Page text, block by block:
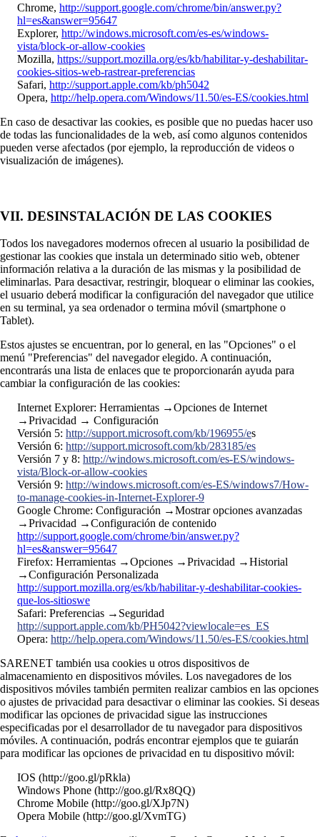
Chrome, http://support.google.com/chrome/bin/answer.py?
hl=es&answer=95647
Explorer, http://windows.microsoft.com/es-es/windows-
vista/block-or-allow-cookies
Mozilla, https://support.mozilla.org/es/kb/habilitar-y-deshabilitar-
cookies-sitios-web-rastrear-preferencias
Safari, http://support.apple.com/kb/ph5042
Opera, http://help.opera.com/Windows/11.50/es-ES/cookies.html
En caso de desactivar las cookies, es posible que no puedas hacer uso
de todas las funcionalidades de la web, así como algunos contenidos
pueden verse afectados (por ejemplo, la reproducción de videos o
visualización de imágenes).
VII. DESINSTALACIÓN DE LAS COOKIES
Todos los navegadores modernos ofrecen al usuario la posibilidad de
gestionar las cookies que instala un determinado sitio web, obtener
información relativa a la duración de las mismas y la posibilidad de
eliminarlas. Para desactivar, restringir, bloquear o eliminar las cookies,
el usuario deberá modificar la configuración del navegador que utilice
en su terminal, ya sea ordenador o termina móvil (smartphone o
Tablet).
Estos ajustes se encuentran, por lo general, en las "Opciones" o el
menú "Preferencias" del navegador elegido. A continuación,
encontrarás una lista de enlaces que te proporcionarán ayuda para
cambiar la configuración de las cookies:
Internet Explorer: Herramientas →Opciones de Internet
→Privacidad → Configuración
Versión 5: http://support.microsoft.com/kb/196955/es
Versión 6: http://support.microsoft.com/kb/283185/es
Versión 7 y 8: http://windows.microsoft.com/es-ES/windows-
vista/Block-or-allow-cookies
Versión 9: http://windows.microsoft.com/es-ES/windows7/How-
to-manage-cookies-in-Internet-Explorer-9
Google Chrome: Configuración →Mostrar opciones avanzadas
→Privacidad →Configuración de contenido
http://support.google.com/chrome/bin/answer.py?
hl=es&answer=95647
Firefox: Herramientas →Opciones →Privacidad →Historial
→Configuración Personalizada
http://support.mozilla.org/es/kb/habilitar-y-deshabilitar-cookies-
que-los-sitioswe
Safari: Preferencias →Seguridad
http://support.apple.com/kb/PH5042?viewlocale=es_ES
Opera: http://help.opera.com/Windows/11.50/es-ES/cookies.html
SARENET también usa cookies u otros dispositivos de
almacenamiento en dispositivos móviles. Los navegadores de los
dispositivos móviles también permiten realizar cambios en las opciones
o ajustes de privacidad para desactivar o eliminar las cookies. Si deseas
modificar las opciones de privacidad sigue las instrucciones
especificadas por el desarrollador de tu navegador para dispositivos
móviles. A continuación, podrás encontrar ejemplos que te guiarán
para modificar las opciones de privacidad en tu dispositivo móvil:
IOS (http://goo.gl/pRkla)
Windows Phone (http://goo.gl/Rx8QQ)
Chrome Mobile (http://goo.gl/XJp7N)
Opera Mobile (http://goo.gl/XvmTG)